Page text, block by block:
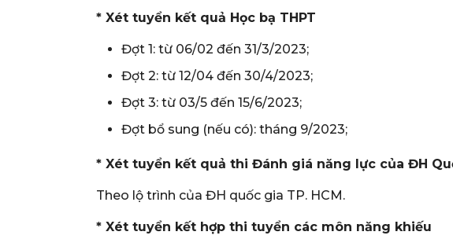
* Xét tuyển kết quả Học bạ THPT
Đợt 1: từ 06/02 đến 31/3/2023;
Đợt 2: từ 12/04 đến 30/4/2023;
Đợt 3: từ 03/5 đến 15/6/2023;
Đợt bổ sung (nếu có): tháng 9/2023;
* Xét tuyển kết quả thi Đánh giá năng lực của ĐH
Theo lộ trình của ĐH quốc gia TP. HCM.
* Xét tuyển kết hợp thi tuyển các môn năng khiếu